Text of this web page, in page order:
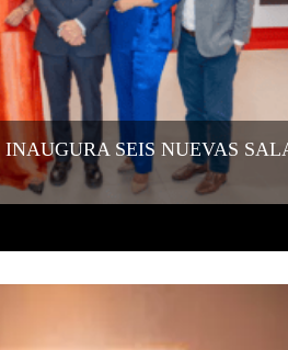
SEIS NUEVAS